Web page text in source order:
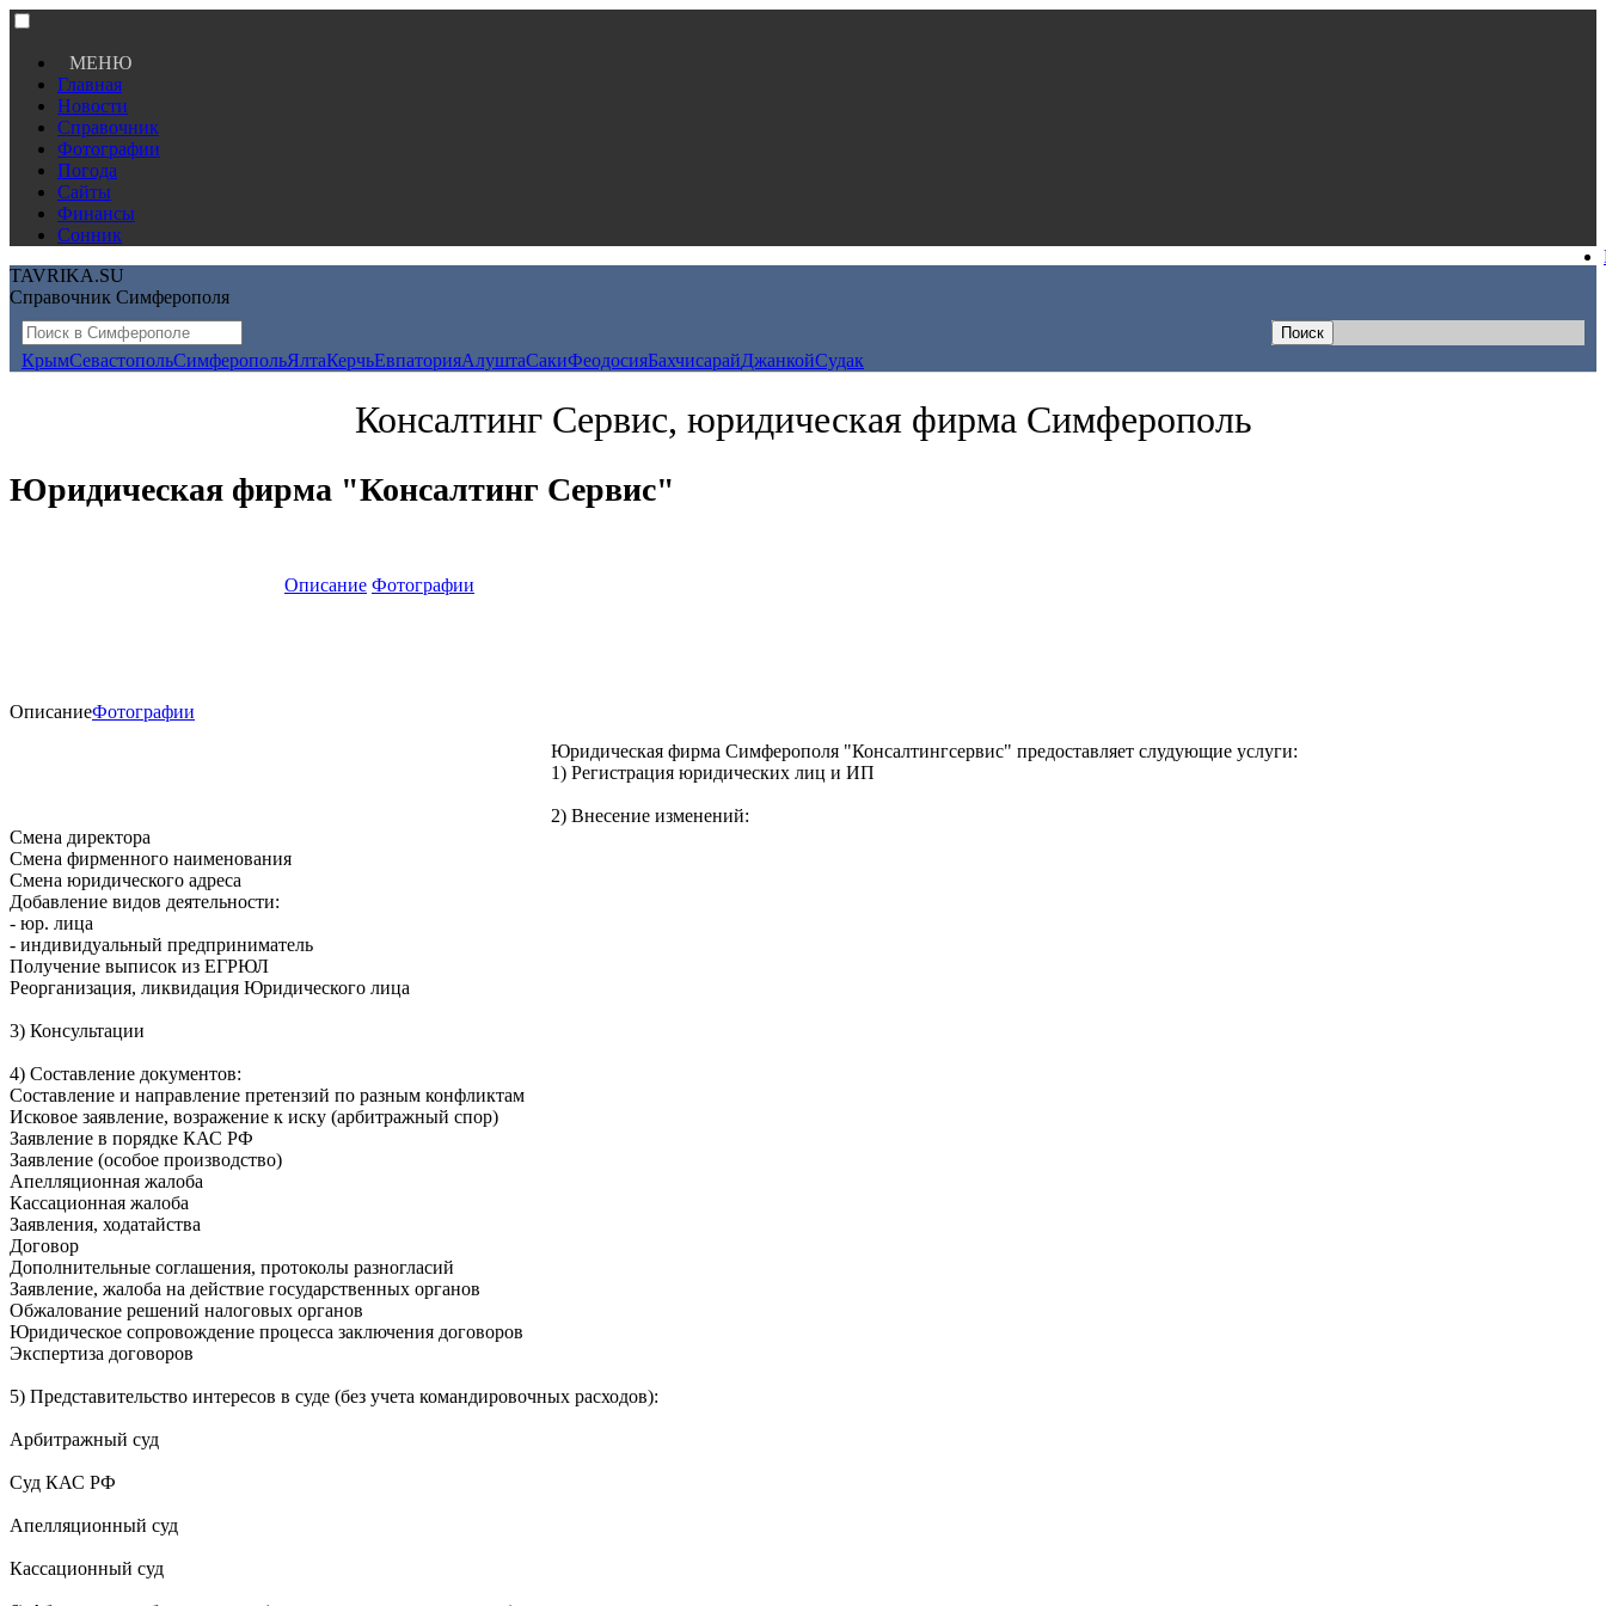
МЕНЮ
Главная
Новости
Справочник
Фотографии
Погода
Сайты
Финансы
Сонник
TAVRIKA.SU
Справочник Симферополя
КрымСевастопольСимферопольЯлтаКерчьЕвпаторияАлуштаСакиФеодосияБахчисарайДжанкойСудак
Консалтинг Сервис, юридическая фирма Симферополь
Юридическая фирма "Консалтинг Сервис"
Описание Фотографии
ОписаниеФотографии
Юридическая фирма Симферополя "Консалтингсервис" предоставляет слудующие услуги:
1) Регистрация юридических лиц и ИП
2) Внесение изменений:
Смена директора
Смена фирменного наименования
Смена юридического адреса
Добавление видов деятельности:
- юр. лица
- индивидуальный предприниматель
Получение выписок из ЕГРЮЛ
Реорганизация, ликвидация Юридического лица
3) Консультации
4) Составление документов:
Составление и направление претензий по разным конфликтам
Исковое заявление, возражение к иску (арбитражный спор)
Заявление в порядке КАС РФ
Заявление (особое производство)
Апелляционная жалоба
Кассационная жалоба
Заявления, ходатайства
Договор
Дополнительные соглашения, протоколы разногласий
Заявление, жалоба на действие государственных органов
Обжалование решений налоговых органов
Юридическое сопровождение процесса заключения договоров
Экспертиза договоров
5) Представительство интересов в суде (без учета командировочных расходов):
Арбитражный суд
Суд КАС РФ
Апелляционный суд
Кассационный суд